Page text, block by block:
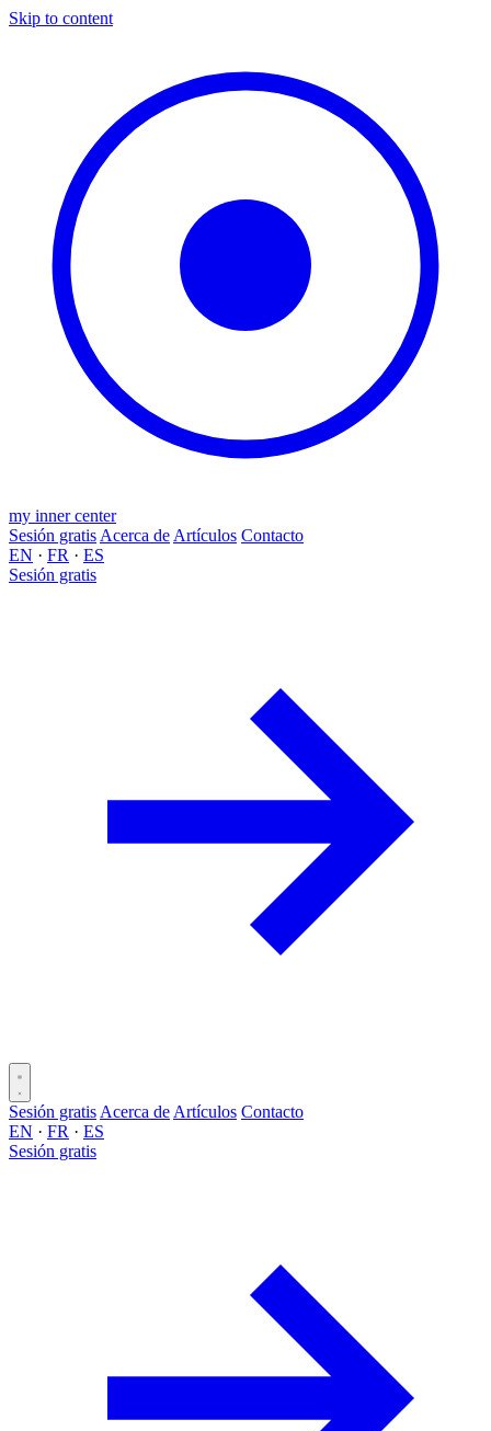
Skip to content
my inner center
Sesión gratis Acerca de Artículos Contacto
EN · FR · ES
Sesión gratis
Sesión gratis Acerca de Artículos Contacto
EN · FR · ES
Sesión gratis